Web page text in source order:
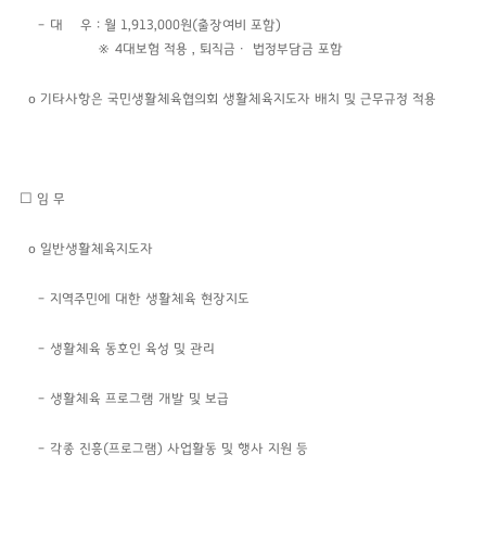
– 대 우 : 월 1,913,000원(출장여비 포함)
※ 4대보험 적용 , 퇴직금ㆍ 법정부담금 포함
o 기타사항은 국민생활체육협의회 생활체육지도자 배치 및 근무규정 적용
☐ 임 무
o 일반생활체육지도자
– 지역주민에 대한 생활체육 현장지도
– 생활체육 동호인 육성 및 관리
– 생활체육 프로그램 개발 및 보급
– 각종 진흥(프로그램) 사업활동 및 행사 지원 등